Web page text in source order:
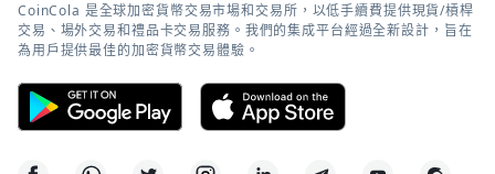
CoinCola 是全球加密貨幣交易市場和交易所，以低手續費提供現貨/槓桿
交易、場外交易和禮品卡交易服務。我們的集成平台經過全新設計，旨在
為用戶提供最佳的加密貨幣交易體驗。